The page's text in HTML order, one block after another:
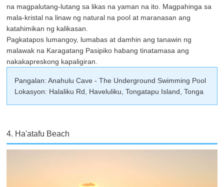
na magpalutang-lutang sa likas na yaman na ito. Magpahinga sa
mala-kristal na linaw ng natural na pool at maranasan ang
katahimikan ng kalikasan.
Pagkatapos lumangoy, lumabas at damhin ang tanawin ng
malawak na Karagatang Pasipiko habang tinatamasa ang
nakakapreskong kapaligiran.
Pangalan: Anahulu Cave - The Underground Swimming Pool
Lokasyon: Halaliku Rd, Haveluliku, Tongatapu Island, Tonga
4. Ha'atafu Beach